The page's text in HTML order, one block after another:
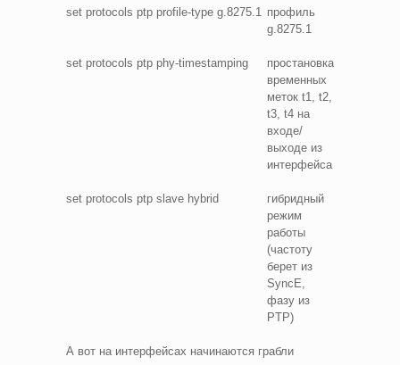
set protocols ptp profile-type g.8275.1
профиль
g.8275.1
set protocols ptp phy-timestamping
простановка
временных
меток t1, t2,
t3, t4 на
входе/
выходе из
интерфейса
set protocols ptp slave hybrid
гибридный
режим
работы
(частоту
берет из
SyncE,
фазу из
PTP)
А вот на интерфейсах начинаются грабли